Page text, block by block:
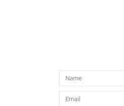
Name
Email